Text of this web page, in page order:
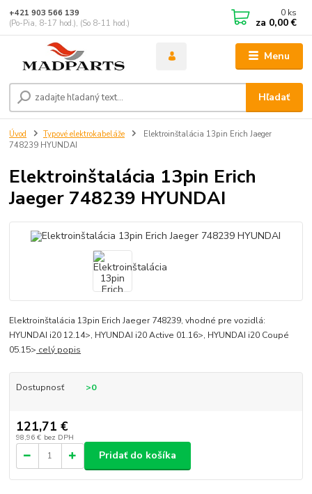
Menu
Hľadať
+421 903 566 139
(Po-Pia, 8-17 hod.), (So 8-11 hod.)
0 ks
za 0,00 €
Úvod Typové elektrokabeláže
Elektroinštalácia 13pin Erich Jaeger
748239 HYUNDAI
Elektroinštalácia 13pin Erich
Jaeger 748239 HYUNDAI
Elektroinštalácia 13pin Erich Jaeger 748239, vhodné pre vozidlá:
HYUNDAI i20 12.14>, HYUNDAI i20 Active 01.16>, HYUNDAI i20 Coupé
05.15> celý popis
Dostupnosť >0
121,71 €
98,96 € bez DPH
Pridať do košíka